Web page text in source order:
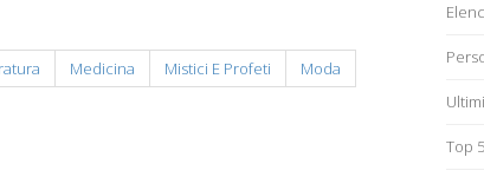
Medicina Mistici E Profeti
Moda
Top